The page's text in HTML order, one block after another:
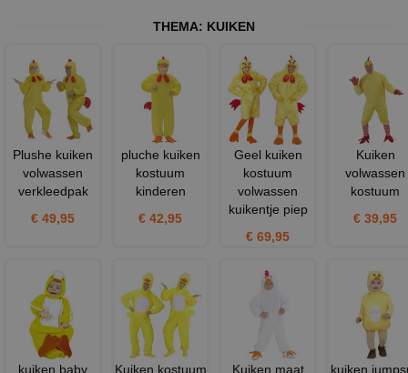
THEMA: KUIKEN
Plushe kuiken
volwassen
verkleedpak
€ 49,95
pluche kuiken
kostuum
kinderen
€ 42,95
Geel kuiken
kostuum
volwassen
kuikentje piep
€ 69,95
Kuiken
volwassen
kostuum
€ 39,95
kuiken baby
Kuiken kostuum
Kuiken maat
kuiken